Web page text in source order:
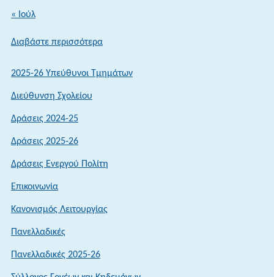
« Ιούλ
Διαβάστε περισσότερα:
ΔΙΑΓΩΝΙΣΜΟΥ
ΣΤΗ
ΚΑΙΣΤΗ
ΠΥΡΟΣΒΕΣΤΙΚΗΣ
2025-26 Υπεύθυνοι Τμημάτων
Διεύθυνση Σχολείου
Δράσεις 2024-25
Δράσεις 2025-26
Δράσεις Ενεργού Πολίτη
Επικοινωνία
Κανονισμός Λειτουργίας
Πανελλαδικές
Πανελλαδικές 2025-26